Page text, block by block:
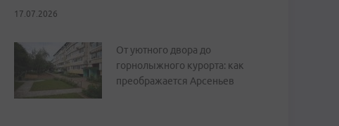
17.07.2026
От уютного двора до
горнолыжного курорта: как
преображается Арсеньев